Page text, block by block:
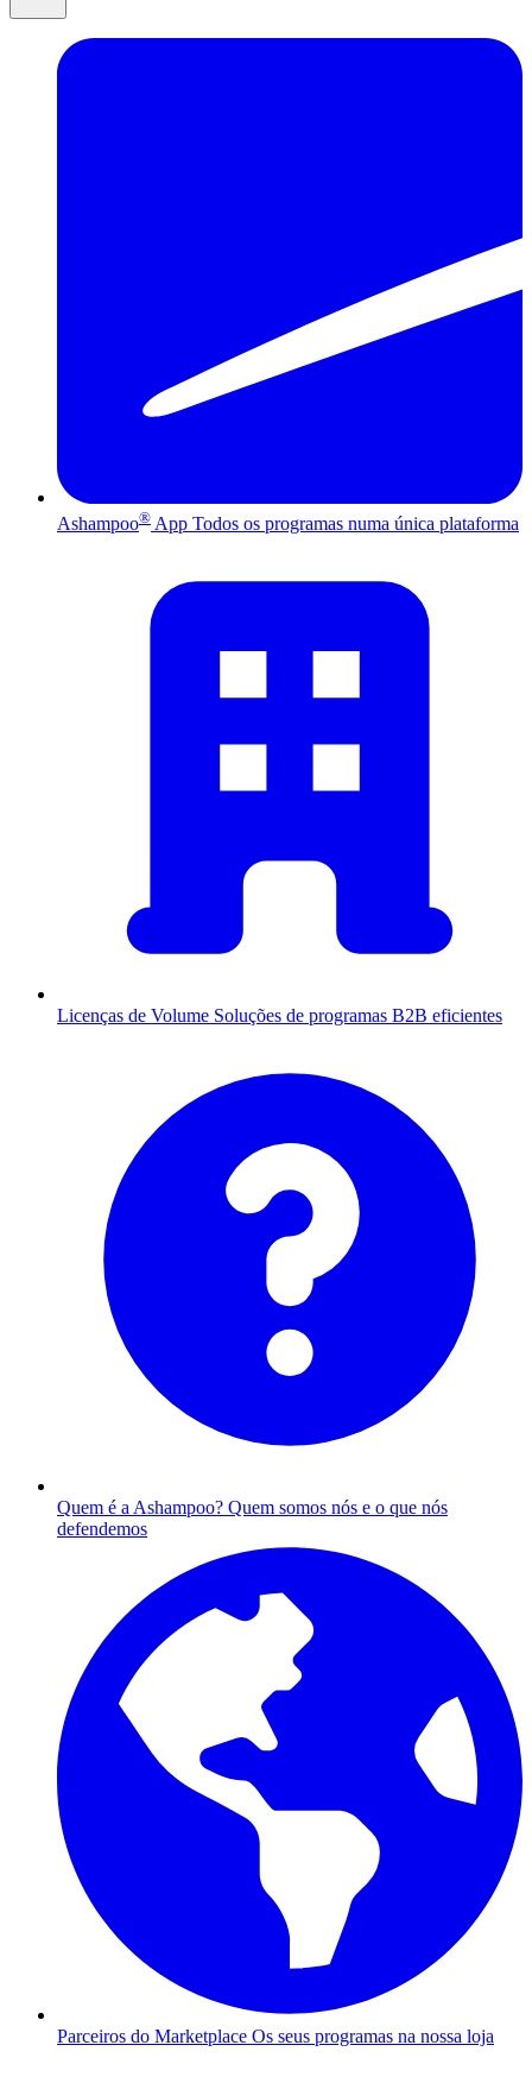
Ashampoo® App Todos os programas numa única plataforma
Licenças de Volume Soluções de programas B2B eficientes
Quem é a Ashampoo? Quem somos nós e o que nós
defendemos
Parceiros do Marketplace Os seus programas na nossa loja